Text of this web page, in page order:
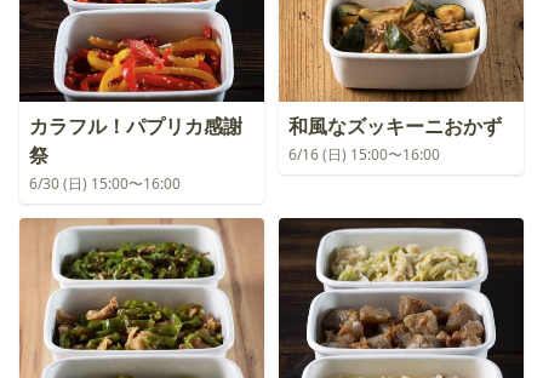
カラフル！パプリカ感謝
祭
6/30 (日) 15:00〜16:00
和風なズッキーニおかず
6/16 (日) 15:00〜16:00